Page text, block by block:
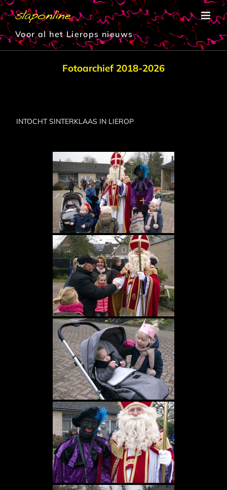
Ga
naar
inhoud
Voor al het Lierops nieuws
Fotoarchief 2018-2026
INTOCHT SINTERKLAAS IN LIEROP